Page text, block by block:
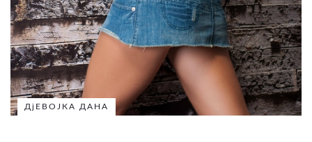
ДјЕВОЈКА ДАНА